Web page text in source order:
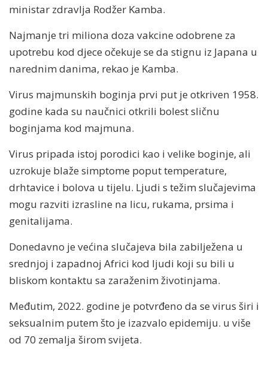
ministar zdravlja Rodžer Kamba.
Najmanje tri miliona doza vakcine odobrene za
upotrebu kod djece očekuje se da stignu iz Japana u
narednim danima, rekao je Kamba.
Virus majmunskih boginja prvi put je otkriven 1958.
godine kada su naučnici otkrili bolest sličnu
boginjama kod majmuna.
Virus pripada istoj porodici kao i velike boginje, ali
uzrokuje blaže simptome poput temperature,
drhtavice i bolova u tijelu. Ljudi s težim slučajevima
mogu razviti izrasline na licu, rukama, prsima i
genitalijama.
Donedavno je većina slučajeva bila zabilježena u
srednjoj i zapadnoj Africi kod ljudi koji su bili u
bliskom kontaktu sa zaraženim životinjama.
Međutim, 2022. godine je potvrđeno da se virus širi i
seksualnim putem što je izazvalo epidemiju. u više
od 70 zemalja širom svijeta.